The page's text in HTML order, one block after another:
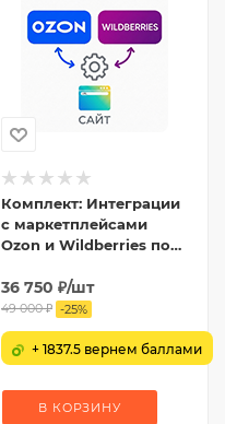
Комплект: Интеграции
с маркетплейсами
Ozon и Wildberries по
36 750 ₽/шт
49 000₽ -25%
+ 1837.5 вернем баллами
В КОРЗИНУ